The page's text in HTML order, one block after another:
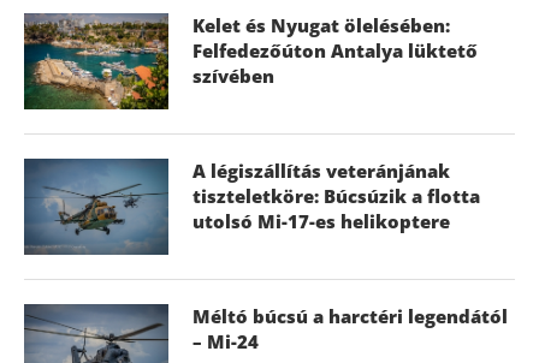
Kelet és Nyugat ölelésében:
Felfedezőúton Antalya lüktető
szívében
A légiszállítás veteránjának
tiszteletköre: Búcsúzik a flotta
utolsó Mi-17-es helikoptere
Méltó búcsú a harctéri legendától
– Mi-24